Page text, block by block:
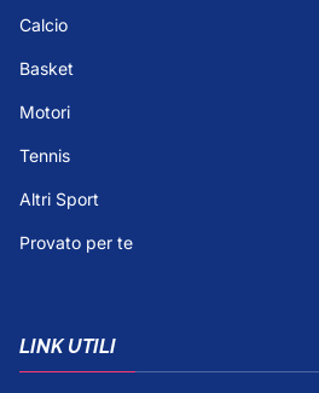
Calcio
Basket
Motori
Tennis
Altri Sport
Provato per te
LINK UTILI